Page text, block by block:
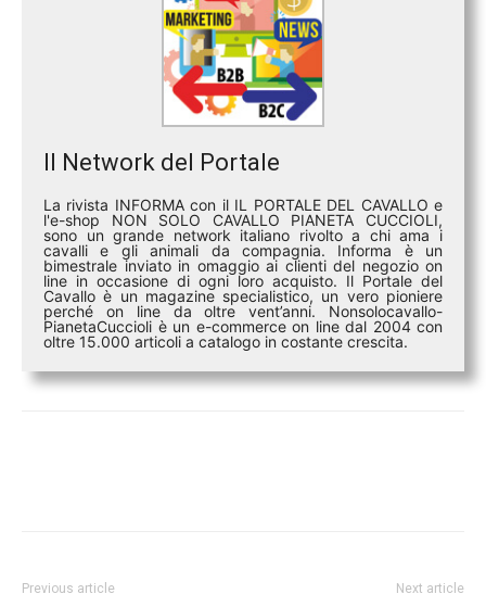
Il Network del Portale
La rivista INFORMA con il IL PORTALE DEL CAVALLO e
l'e-shop NON SOLO CAVALLO PIANETA CUCCIOLI,
sono un grande network italiano rivolto a chi ama i
cavalli e gli animali da compagnia. Informa è un
bimestrale inviato in omaggio ai clienti del negozio on
line in occasione di ogni loro acquisto. Il Portale del
Cavallo è un magazine specialistico, un vero pioniere
perché on line da oltre vent’anni. Nonsolocavallo-
PianetaCuccioli è un e-commerce on line dal 2004 con
oltre 15.000 articoli a catalogo in costante crescita.
Previous article Next article